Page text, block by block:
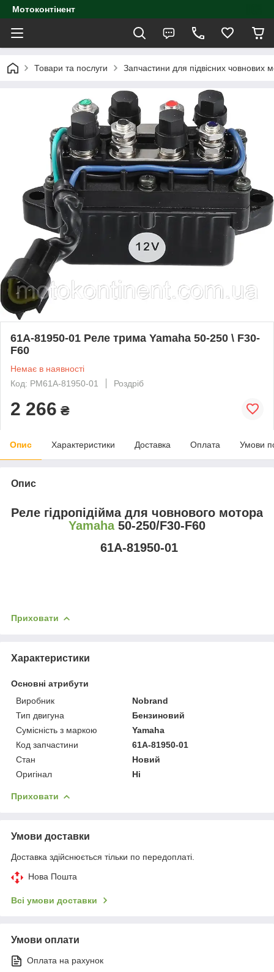
Мотоконтінент
Товари та послуги Запчастини для підвісних човнових
61A-81950-01 Реле трима Yamaha 50-250 \ F30-
F60
Немає в наявності
Код: PM61A-81950-01
Роздріб
2 266 ₴
Опис Характеристики Доставка Оплата Умови
Опис
Реле гідропідійма для човнового мотора
Yamaha50-250/F30-F60
61A-81950-01
Приховати
Характеристики
Основні атрибути
Виробник
Nobrand
Тип двигуна
Бензиновий
Сумісність з маркою
Yamaha
Код запчастини
61A-81950-01
Стан
Новий
Оригінал
Ні
Приховати
Умови доставки
Доставка здійснюється тільки по передоплаті.
Нова Пошта
Всі умови доставки
Умови оплати
Оплата на рахунок